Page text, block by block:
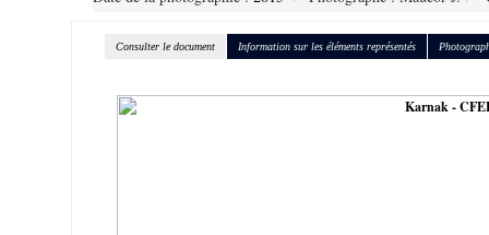
Consulter le document Information sur les éléments représentés